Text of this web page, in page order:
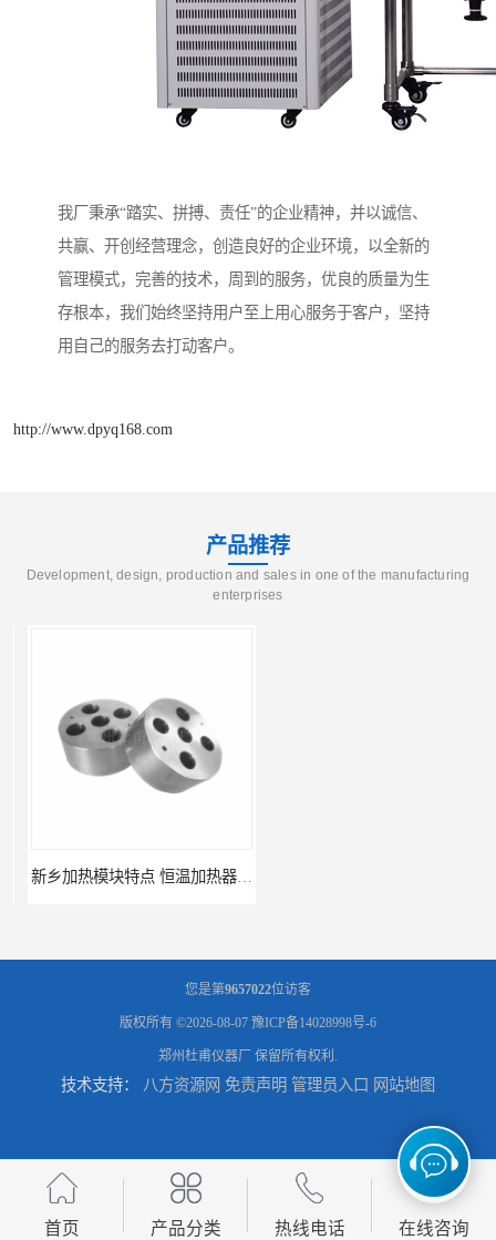
我厂秉承“踏实、拼搏、责任”的企业精神，并以诚信、
共赢、开创经营理念，创造良好的企业环境，以全新的
管理模式，完善的技术，周到的服务，优良的质量为生
存根本，我们始终坚持用户至上用心服务于客户，坚持
用自己的服务去打动客户。
http://www.dpyq168.com
产品推荐
Development, design, production and sales in one of the manufacturing
enterprises
新乡加热模块特点 恒温加热器 杜甫仪器
濮阳加热模块批发 干烧金属浴 河南加热模块价格 干式加热器
您是第9657022位访客
版权所有 ©2026-08-07 豫ICP备14028998号-6
郑州杜甫仪器厂 保留所有权利.
技术支持： 八方资源网 免责声明 管理员入口 网站地图
首页 产品分类 热线电话 在线咨询